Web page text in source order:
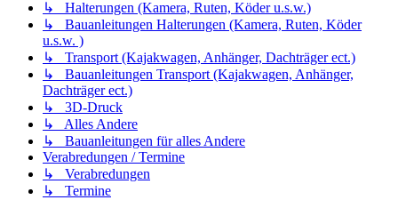
↳ Halterungen (Kamera, Ruten, Köder u.s.w.)
↳ Bauanleitungen Halterungen (Kamera, Ruten, Köder
u.s.w. )
↳ Transport (Kajakwagen, Anhänger, Dachträger ect.)
↳ Bauanleitungen Transport (Kajakwagen, Anhänger,
Dachträger ect.)
↳ 3D-Druck
↳ Alles Andere
↳ Bauanleitungen für alles Andere
Verabredungen / Termine
↳ Verabredungen
↳ Termine